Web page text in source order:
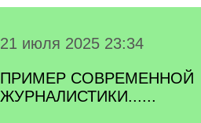
21 июля 2025 23:34
ПРИМЕР СОВРЕМЕННОЙ
ЖУРНАЛИСТИКИ......